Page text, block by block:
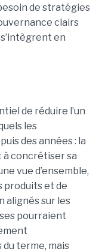
de stratégies
clairs
en
de réduire l’un
les
des années : la
à concrétiser sa
vue d’ensemble,
produits et de
alignés sur les
pourraient
du terme, mais